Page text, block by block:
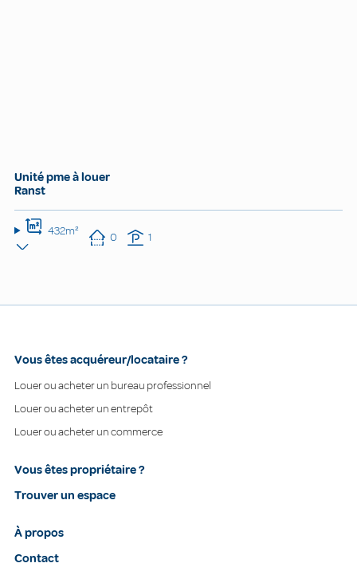
Unité pme à louer
Ranst
432m² 0 1
Vous êtes acquéreur/locataire ?
Louer ou acheter un bureau professionnel
Louer ou acheter un entrepôt
Louer ou acheter un commerce
Vous êtes propriétaire ?
Trouver un espace
À propos
Contact